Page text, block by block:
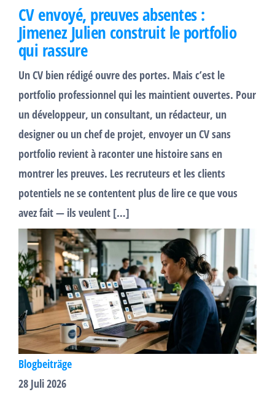
CV envoyé, preuves absentes :
Jimenez Julien construit le portfolio
qui rassure
Un CV bien rédigé ouvre des portes. Mais c’est le
portfolio professionnel qui les maintient ouvertes. Pour
un développeur, un consultant, un rédacteur, un
designer ou un chef de projet, envoyer un CV sans
portfolio revient à raconter une histoire sans en
montrer les preuves. Les recruteurs et les clients
potentiels ne se contentent plus de lire ce que vous
avez fait — ils veulent […]
Blogbeiträge
28 Juli 2026